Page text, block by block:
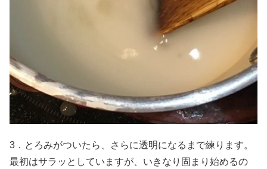
3．とろみがついたら、さらに透明になるまで練ります。
最初はサラッとしていますが、いきなり固まり始めるの